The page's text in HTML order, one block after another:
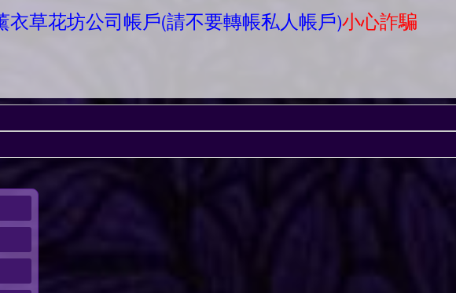
衣草花坊公司帳戶(請不要轉帳私人帳戶)小心詐騙